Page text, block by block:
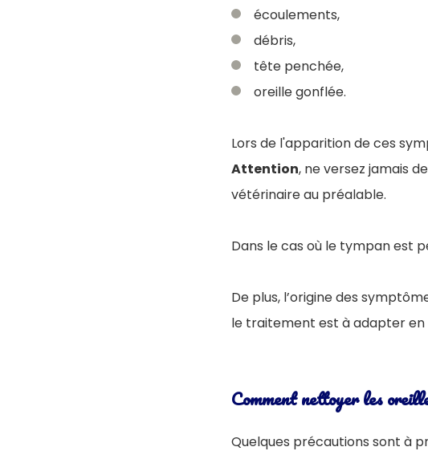
écoulements,
débris,
tête penchée,
oreille gonflée.
Lors de l'apparition de ces
Attention, ne versez jamais
vétérinaire au préalable.
Dans le cas où le tympan est
De plus, l’origine des
le traitement est à adapter
Comment nettoyer les
Quelques précautions sont à